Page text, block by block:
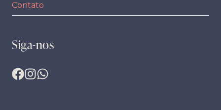
Contato
Siga-nos